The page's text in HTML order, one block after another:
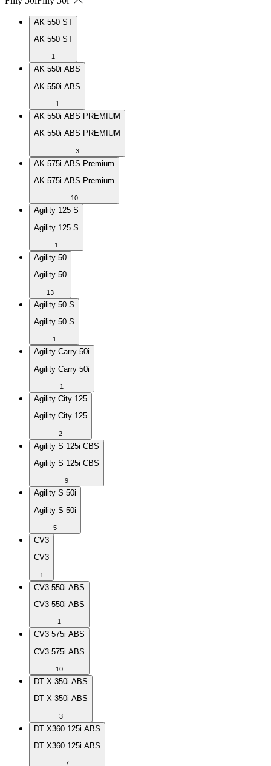
AK 550 ST
AK 550 ST
1
AK 550i ABS
AK 550i ABS
1
AK 550i ABS PREMIUM
AK 550i ABS PREMIUM
3
AK 575i ABS Premium
AK 575i ABS Premium
10
Agility 125 S
Agility 125 S
1
Agility 50
Agility 50
13
Agility 50 S
Agility 50 S
1
Agility Carry 50i
Agility Carry 50i
1
Agility City 125
Agility City 125
2
Agility S 125i CBS
Agility S 125i CBS
9
Agility S 50i
Agility S 50i
5
CV3
CV3
1
CV3 550i ABS
CV3 550i ABS
1
CV3 575i ABS
CV3 575i ABS
10
DT X 350i ABS
DT X 350i ABS
3
DT X360 125i ABS
DT X360 125i ABS
7